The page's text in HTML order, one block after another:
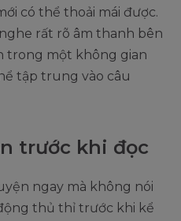
có thể thoải mái được.
rất rõ âm thanh bên
trong một không gian
tập trung vào câu
trước khi đọc
ngay mà không nói
thủ thỉ trước khi kể